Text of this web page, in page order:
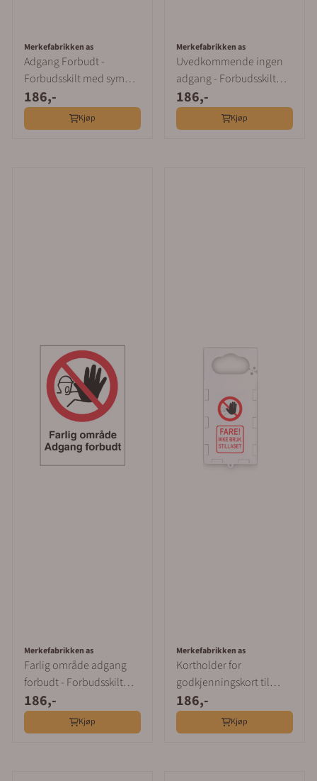
Merkefabrikken as
Adgang Forbudt -
Forbudsskilt med symbol
og tekst
186,-
Kjøp
Merkefabrikken as
Uvedkommende ingen
adgang - Forbudsskilt
med symbol og tekst
186,-
Kjøp
Merkefabrikken as
Farlig område adgang
forbudt - Forbudsskilt
med symbol og tekst
186,-
Kjøp
Merkefabrikken as
Kortholder for
godkjenningskort til
stillaser
186,-
Kjøp